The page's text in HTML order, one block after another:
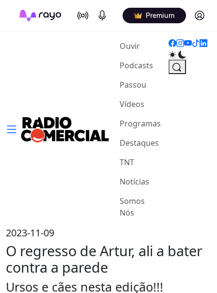
On Air Podcasts Premium Log in
Ouvir(current)
Podcasts
Passou
Vídeos
Programas
Destaques
TNT
Notícias
Somos
Nós
2023-11-09
O regresso de Artur, ali a bater
contra a parede
Ursos e cães nesta edição!!!